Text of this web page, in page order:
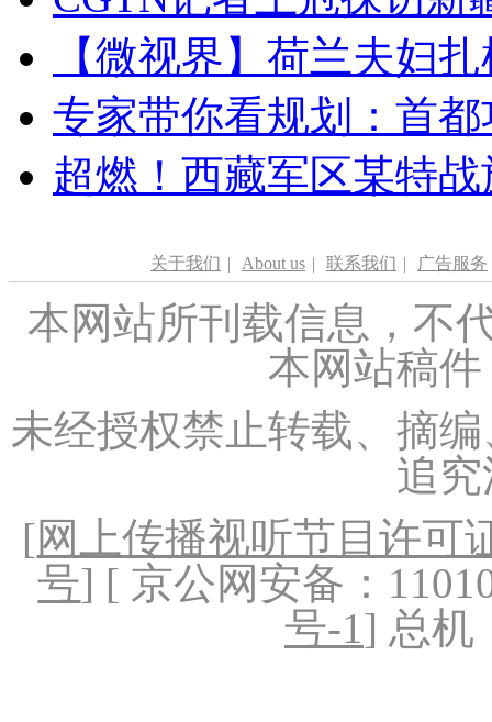
【微视界】荷兰夫妇
专家带你看规划：首
超燃！西藏军区某特
关于我们 | About us | 联系我们 | 广告服务
本网站所刊载信息，不
本网站稿
未经授权禁止转载、摘
追
[网上传播视听节目许可
号] [ 京公网安备：
号-1] 总机